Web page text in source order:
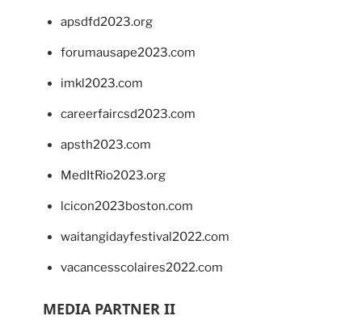
apsdfd2023.org
forumausape2023.com
imkl2023.com
careerfaircsd2023.com
apsth2023.com
MedItRio2023.org
lcicon2023boston.com
waitangidayfestival2022.com
vacancesscolaires2022.com
MEDIA PARTNER II